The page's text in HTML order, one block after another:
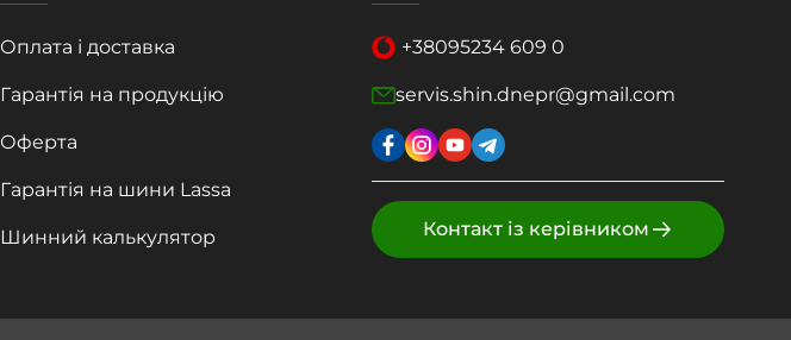
Оплата і доставка
Гарантія на продукцію
Оферта
Гарантія на шини Lassa
Шинний калькулятор
+38095234 609 0
servis.shin.dnepr@gmail.com
Контакт із керівником